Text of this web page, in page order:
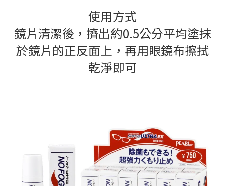
使用方式
鏡片清潔後，擠出約0.5公分平均塗抹
於鏡片的正反面上，再用眼鏡布擦拭
乾淨即可